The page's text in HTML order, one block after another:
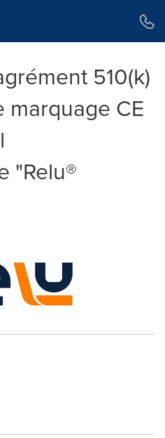
510(k)
marquage CE
"Relu®